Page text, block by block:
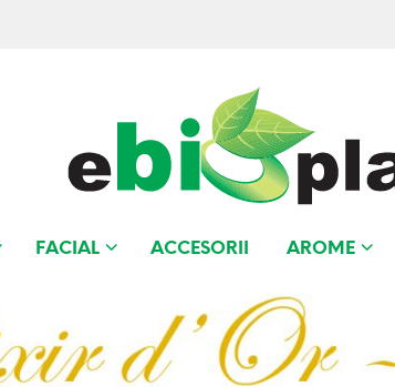
FACIAL ACCESORII AROME